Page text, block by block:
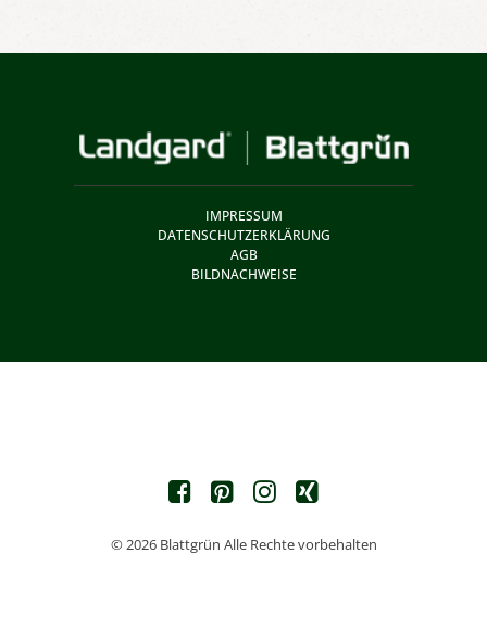
IMPRESSUM
DATENSCHUTZERKLÄRUNG
AGB
BILDNACHWEISE
© 2026 Blattgrün Alle Rechte vorbehalten